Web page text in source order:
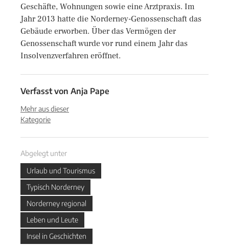
Geschäfte, Wohnungen sowie eine Arztpraxis. Im
Jahr 2013 hatte die Norderney-Genossenschaft das
Gebäude erworben. Über das Vermögen der
Genossenschaft wurde vor rund einem Jahr das
Insolvenzverfahren eröffnet.
Verfasst von Anja Pape
Mehr aus dieser
Kategorie
Abgelegt unter
Urlaub und Tourismus
Typisch Norderney
Norderney regional
Leben und Leute
Insel in Geschichten